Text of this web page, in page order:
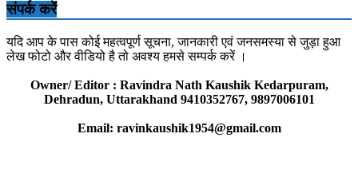
संपर्क करें
यदि आप के पास कोई महत्वपूर्ण सूचना, जानकारी एवं जनसमस्या से जुड़ा हुआ
लेख फोटो और वीडियो है तो अवश्य हमसे सम्पर्क करें ।
Owner/ Editor : Ravindra Nath Kaushik Kedarpuram,
Dehradun, Uttarakhand 9410352767, 9897006101
Email: ravinkaushik1954@gmail.com